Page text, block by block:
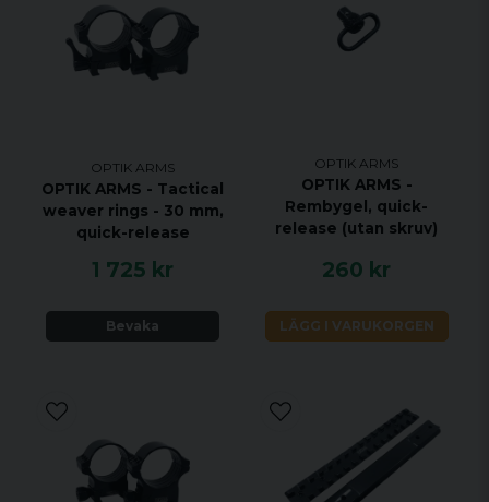
OPTIK ARMS
OPTIK ARMS - Tactical
weaver rings - 30 mm,
quick-release
1 725 kr
Bevaka
OPTIK ARMS
OPTIK ARMS -
Rembygel, quick-
release (utan skruv)
260 kr
LÄGG I VARUKORGEN